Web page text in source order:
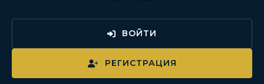
ВОЙТИ
РЕГИСТРАЦИЯ